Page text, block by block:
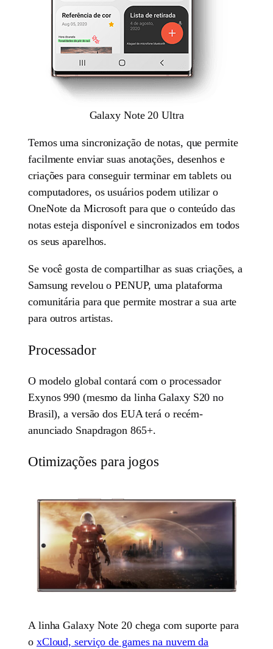
Galaxy Note 20 Ultra
Temos uma sincronização de notas, que permite
facilmente enviar suas anotações, desenhos e
criações para conseguir terminar em tablets ou
computadores, os usuários podem utilizar o
OneNote da Microsoft para que o conteúdo das
notas esteja disponível e sincronizados em todos
os seus aparelhos.
Se você gosta de compartilhar as suas criações, a
Samsung revelou o PENUP, uma plataforma
comunitária para que permite mostrar a sua arte
para outros artistas.
Processador
O modelo global contará com o processador
Exynos 990 (mesmo da linha Galaxy S20 no
Brasil), a versão dos EUA terá o recém-
anunciado Snapdragon 865+.
Otimizações para jogos
A linha Galaxy Note 20 chega com suporte para
o xCloud, serviço de games na nuvem da